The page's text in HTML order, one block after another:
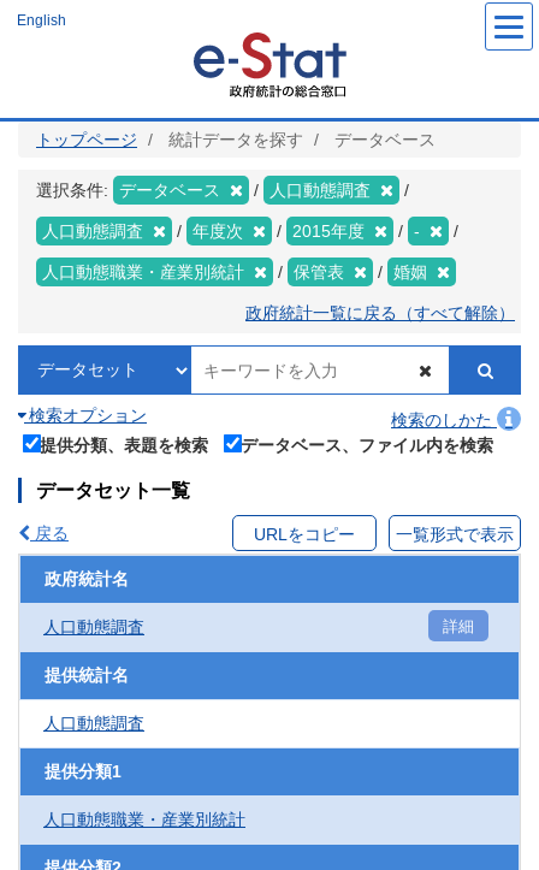
ツ
English
トップページ 統計データを探す データベース
選択条件: データベース 人口動態調査
人口動態調査 年度次 2015年度 -
人口動態職業・産業別統計 保管表 婚姻
政府統計一覧に戻る（すべて解除）
検索オプション
検索のしかた
提供分類、表題を検索
データベース、ファイル内を検索
データセット一覧
戻る URLをコピー 一覧形式で表示
政府統計名
人口動態調査 詳細
提供統計名
人口動態調査
提供分類1
人口動態職業・産業別統計